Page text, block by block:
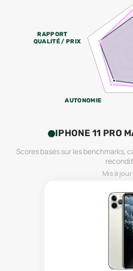
AUTONOMIE
RAPPORT
QUALITÉ / PRIX
IPHONE 11 PRO
Scores basés sur les benchmarks,
Mis à jour